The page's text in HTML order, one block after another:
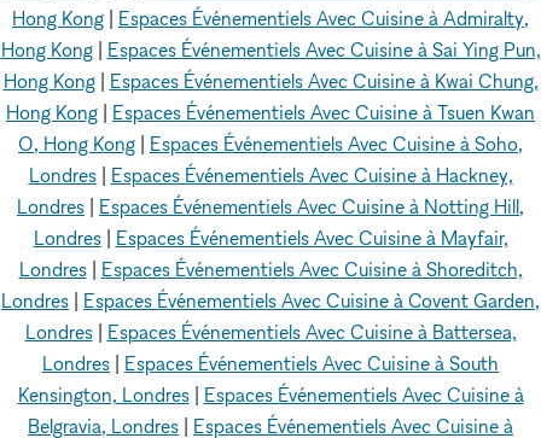
Hong Kong
Espaces Événementiels Avec Cuisine à Admiralty,
Hong Kong| Espaces Événementiels Avec Cuisine à Sai Ying Pun,
Hong Kong| Espaces Événementiels Avec Cuisine à Kwai Chung,
Hong Kong
Espaces Événementiels Avec Cuisine à Tsuen Kwan
O, Hong Kong
Espaces Événementiels Avec Cuisine à Soho,
Londres| Espaces Événementiels Avec Cuisine à Hackney,
Londres
Espaces Événementiels Avec Cuisine à Notting Hill,
Londres| Espaces Événementiels Avec Cuisine à Mayfair,
Londres| Espaces Événementiels Avec Cuisine à Shoreditch,
Londres
Espaces Événementiels Avec Cuisine à Covent Garden,
Londres| Espaces Événementiels Avec Cuisine à Battersea,
Londres
Espaces Événementiels Avec Cuisine à South
Kensington, Londres| Espaces Événementiels Avec Cuisine à
Belgravia, Londres
Espaces Événementiels Avec Cuisine à